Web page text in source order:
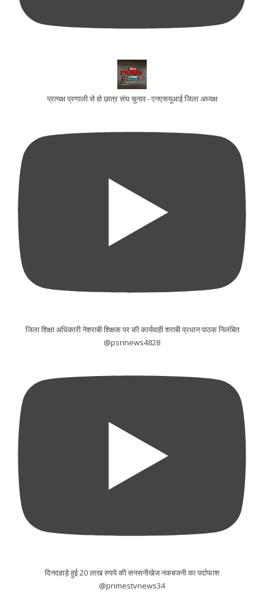
प्रत्यक्ष प्रणाली से हो छात्र संघ चुनाव - एनएसयूआई जिला अध्यक्ष
जिला शिक्षा अधिकारी नेशराबी शिक्षक पर की कार्यवाही शराबी प्रधान पाठक निलंबित
@psnnews4828
दिनदहाड़े हुई 20 लाख रुपये की सनसनीखेज नकबजनी का पर्दाफाश
@primestvnews34